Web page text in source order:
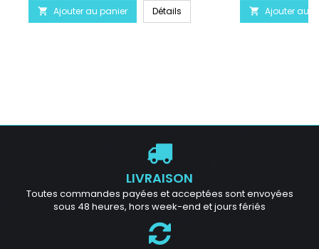
 Ajouter au panier Détails  Ajouter au
LIVRAISON
Toutes commandes payées et acceptées sont envoyées
sous 48 heures, hors week-end et jours fériés